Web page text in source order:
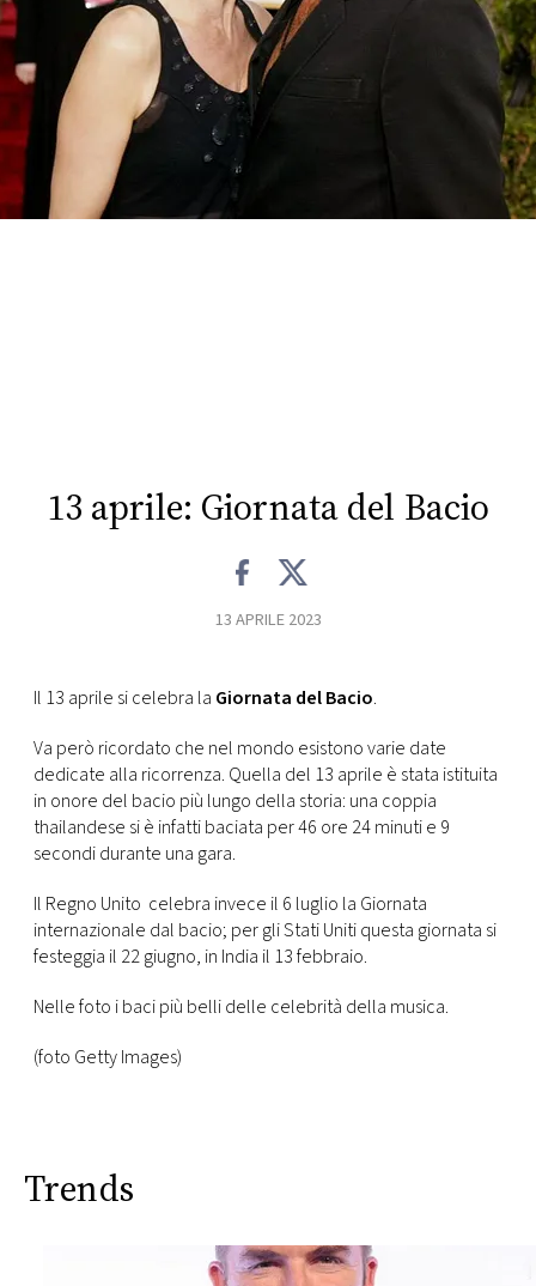
FOTO
CONCORSI
EVENTI
RMC
13 aprile: Giornata del Bacio
13 APRILE 2023
Il 13 aprile si celebra la Giornata del Bacio.
Va però ricordato che nel mondo esistono varie date
dedicate alla ricorrenza. Quella del 13 aprile è stata istituita
in onore del bacio più lungo della storia: una coppia
thailandese si è infatti baciata per 46 ore 24 minuti e 9
secondi durante una gara.
Il Regno Unito celebra invece il 6 luglio la Giornata
internazionale dal bacio; per gli Stati Uniti questa giornata si
festeggia il 22 giugno, in India il 13 febbraio.
Nelle foto i baci più belli delle celebrità della musica.
(foto Getty Images)
Trends